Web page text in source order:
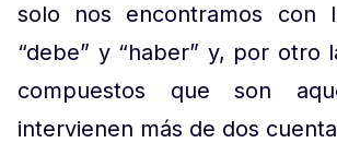
solo nos encontramos con
“debe” y “haber” y, por otro
compuestos que son
intervienen más de dos